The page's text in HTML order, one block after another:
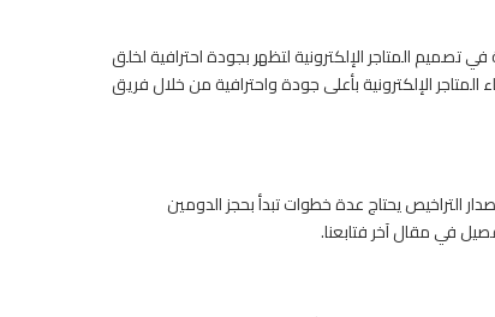
تصميم المتاجر الإلكترونية لتظهر بجودة احترافية لخلق
الإلكترونية بأعلى جودة واحترافية من خلال فريق
التراخيص يحتاج عدة خطوات تبدأ بحجز الدومين
في مقال آخر فتابعنا.